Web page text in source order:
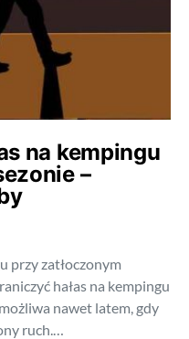
na kempingu
–
przy zatłoczonym
hałas na kempingu
nawet latem, gdy
ruch.…